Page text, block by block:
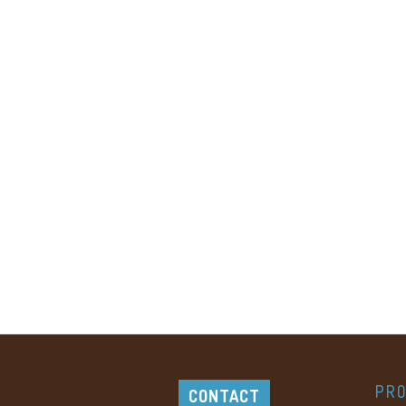
CONTACT